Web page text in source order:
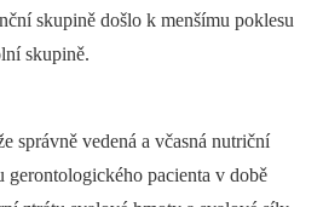
skupině došlo k menšímu poklesu
skupině.
správně vedená a včasná nutriční
gerontologického pacienta v době